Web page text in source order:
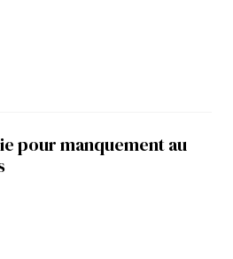
pour manquement au